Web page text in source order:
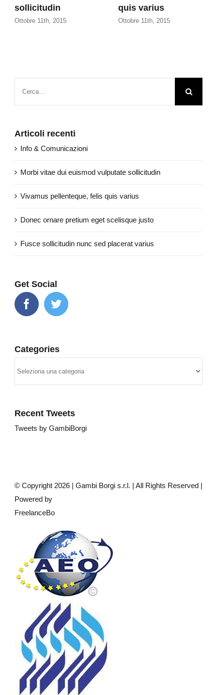
sollicitudin
Ottobre 11th, 2015
quis varius
Ottobre 11th, 2015
Articoli recenti
Info & Comunicazioni
Morbi vitae dui euismod vulputate sollicitudin
Vivamus pellenteque, felis quis varius
Donec ornare pretium eget scelisque justo
Fusce sollicitudin nunc sed placerat varius
Get Social
Categories
Recent Tweets
Tweets by GambiBorgi
© Copyright 2026 | Gambi Borgi s.r.l. | All Rights Reserved |
Powered by
FreelanceBo